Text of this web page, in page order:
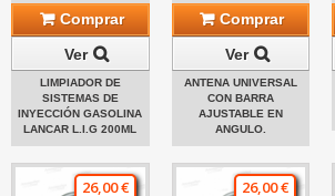
Comprar
Ver
LIMPIADOR DE
SISTEMAS DE
INYECCIÓN GASOLINA
LANCAR L.I.G 200ML
Comprar
Ver
ANTENA UNIVERSAL
CON BARRA
AJUSTABLE EN
ANGULO.
26,00 € 26,00 €